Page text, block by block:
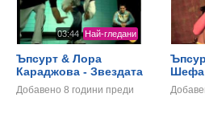
03:44 Най-гледани
Ъпсурт & Лора
Караджова - Звездата
Добавено8 години преди
Шефа